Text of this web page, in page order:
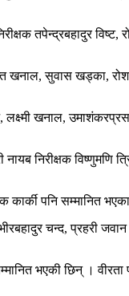
तपेन्द्रबहादुर
खनाल, सुवास खड्का,
खनाल,
निरीक्षक विष्णुमणि
कार्की पनि सम्मानित
चन्द, प्रहरी
भएकी छिन् ।